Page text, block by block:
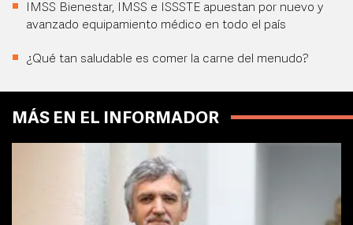
IMSS Bienestar, IMSS e ISSSTE apuestan por nuevo y
avanzado equipamiento médico en todo el país
¿Qué tan saludable es comer la carne del menudo?
MÁS EN EL INFORMADOR